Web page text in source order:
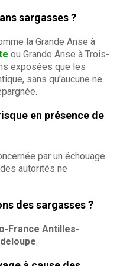
sargasses ?
la Grande Anse à
ou Grande Anse à Trois-
exposées que les
sans qu'aucune ne
en présence de
par un échouage
autorités ne
des sargasses ?
France Antilles-
.